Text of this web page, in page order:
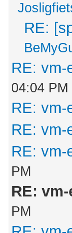
RE:
RE: vm-
04:04 PM
RE: vm-
RE: vm-
RE: vm-
PM
RE:
PM